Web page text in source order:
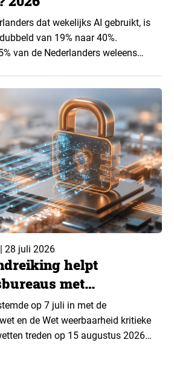
dat wekelijks AI gebruikt, is
van 19% naar 40%.
van de Nederlanders weleens
Online & AI? 2026, het
van Ruigrok onderzoek &
| 28 juli 2026
helpt
met
op 7 juli in met de
en de Wet weerbaarheid kritieke
treden op 15 augustus 2026